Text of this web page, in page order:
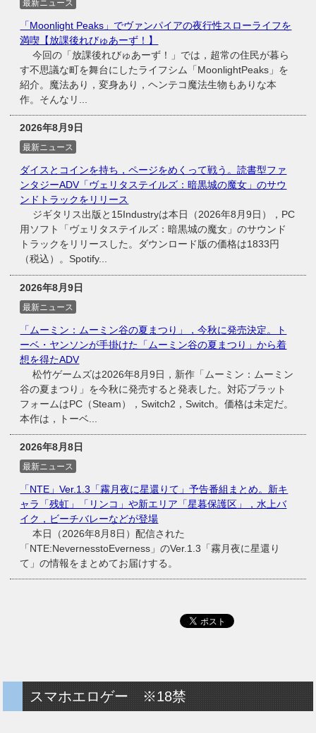
最新ニュース
「Moonlight Peaks」でヴァンパイアの夜行性スローライフを
満喫【放課後れびゅあーず！】
今回の「放課後れびゅあーず！」では，超常の住民が暮ら
す不思議な町を舞台にしたライフシム「MoonlightPeaks」を
紹介。魔法あり，変身あり，ヘンテコ魔法生物もありな本
作。そんなリ...
2026年8月9日
最新ニュース
ダイスとコインを持ち，ページをめくって戦う。読書型ファ
ンタジーADV「ヴェリタステイルズ：暗黒城の魔女」のサウ
ンドトラックをリリース
ジギタリス出版と15Industryは本日（2026年8月9日），PC
用ソフト「ヴェリタステイルズ：暗黒城の魔女」のサウンド
トラックをリリースした。ダウンロード版の価格は1833円
（税込）。Spotify...
2026年8月9日
最新ニュース
「ムーミン：ムーミン谷の夏まつり」，今秋に発売決定。ト
ーベ・ヤンソンが手掛けた「ムーミン谷の夏まつり」から着
想を得たADV
松竹ゲームズは2026年8月9日，新作「ムーミン：ムーミン
谷の夏まつり」を今秋に発売すると発表した。対応プラット
フォームはPC（Steam），Switch2，Switch。価格は未定だ。
本作は，トーベ...
2026年8月8日
最新ニュース
「NTE」Ver.1.3「霧月夜に星還りて」予告番組まとめ。新キ
ャラ「残虹」「リンコ」や新エリア「星暮保護区」，水上バ
イク，ビーチバレーなどが登場
本日（2026年8月8日）配信された
「NTE:NevernesstoEverness」のVer.1.3「霧月夜に星還り
て」の情報をまとめてお届けする。
スマホエロゲー ※18禁